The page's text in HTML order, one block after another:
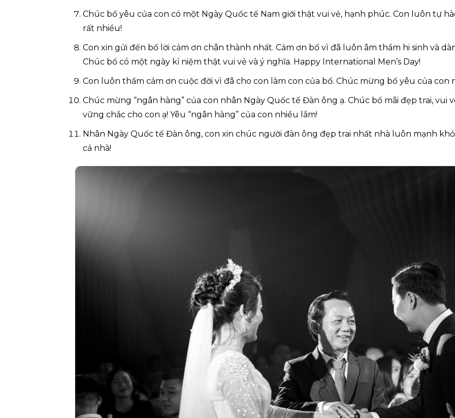
Chúc bố yêu của con có một Ngày Quốc tế Nam giới thật vui vẻ, hạnh phúc. Con luôn tự
rất nhiều!
Con xin gửi đến bố lời cảm ơn chân thành nhất. Cảm ơn bố vì đã luôn âm thầm hi sinh và
Chúc bố có một ngày kỉ niệm thật vui vẻ và ý nghĩa. Happy International Men’s Day!
Con luôn thầm cảm ơn cuộc đời vì đã cho con làm con của bố. Chúc mừng bố yêu của con
Chúc mừng “ngân hàng” của con nhân Ngày Quốc tế Đàn ông ạ. Chúc bố mãi đẹp trai, vui
vững chắc cho con ạ! Yêu “ngân hàng” của con nhiều lắm!
Nhân Ngày Quốc tế Đàn ông, con xin chúc người đàn ông đẹp trai nhất nhà luôn mạnh
cả nhà!